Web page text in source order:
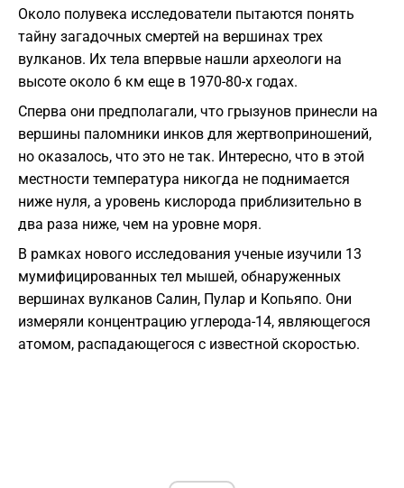
Около полувека исследователи пытаются понять
тайну загадочных смертей на вершинах трех
вулканов. Их тела впервые нашли археологи на
высоте около 6 км еще в 1970-80-х годах.
Сперва они предполагали, что грызунов принесли на
вершины паломники инков для жертвоприношений,
но оказалось, что это не так. Интересно, что в этой
местности температура никогда не поднимается
ниже нуля, а уровень кислорода приблизительно в
два раза ниже, чем на уровне моря.
В рамках нового исследования ученые изучили 13
мумифицированных тел мышей, обнаруженных
вершинах вулканов Салин, Пулар и Копьяпо. Они
измеряли концентрацию углерода-14, являющегося
атомом, распадающегося с известной скоростью.